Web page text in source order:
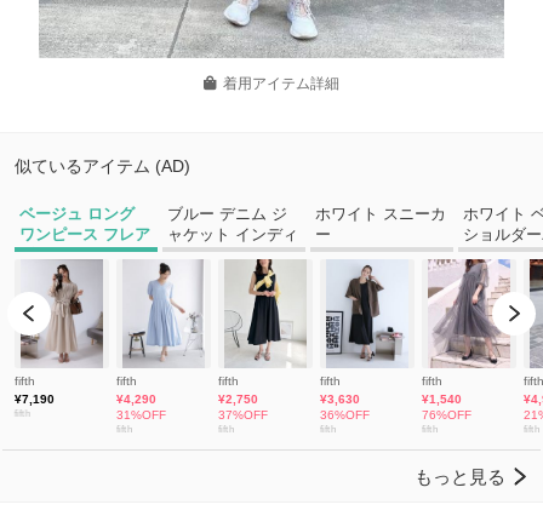
着用アイテム詳細